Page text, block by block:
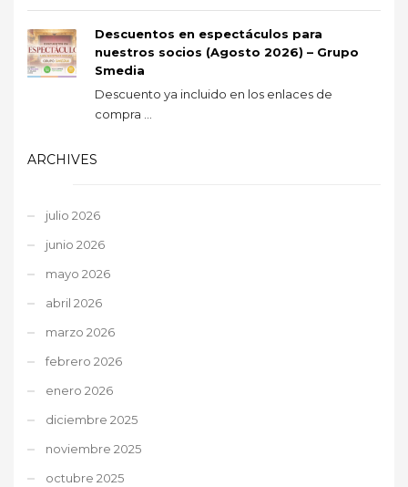
Descuentos en espectáculos para
nuestros socios (Agosto 2026) – Grupo
Smedia
Descuento ya incluido en los enlaces de
compra ...
ARCHIVES
julio 2026
junio 2026
mayo 2026
abril 2026
marzo 2026
febrero 2026
enero 2026
diciembre 2025
noviembre 2025
octubre 2025